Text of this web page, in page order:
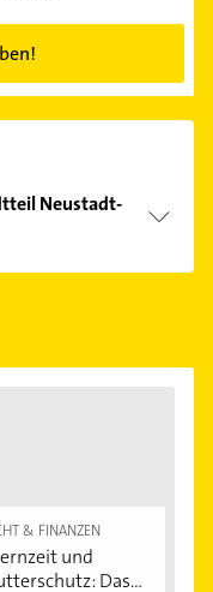
Neustadt-
Öffnungszeiten.
& FINANZEN
und
Das...